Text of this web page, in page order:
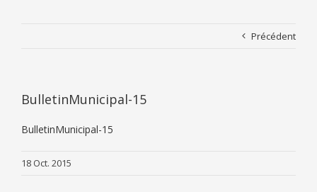
Précédent
BulletinMunicipal-15
BulletinMunicipal-15
18 Oct. 2015